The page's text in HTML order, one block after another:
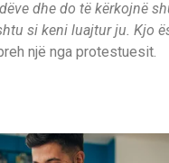
dhe do të kërkojnë
si keni luajtur ju. Kjo
një nga protestuesit.